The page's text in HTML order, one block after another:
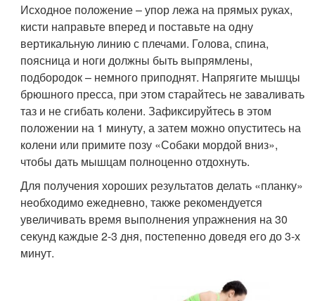
Исходное положение – упор лежа на прямых руках,
кисти направьте вперед и поставьте на одну
вертикальную линию с плечами. Голова, спина,
поясница и ноги должны быть выпрямлены,
подбородок – немного приподнят. Напрягите мышцы
брюшного пресса, при этом старайтесь не заваливать
таз и не сгибать колени. Зафиксируйтесь в этом
положении на 1 минуту, а затем можно опуститесь на
колени или примите позу «Собаки мордой вниз»,
чтобы дать мышцам полноценно отдохнуть.
Для получения хороших результатов делать «планку»
необходимо ежедневно, также рекомендуется
увеличивать время выполнения упражнения на 30
секунд каждые 2-3 дня, постепенно доведя его до 3-х
минут.